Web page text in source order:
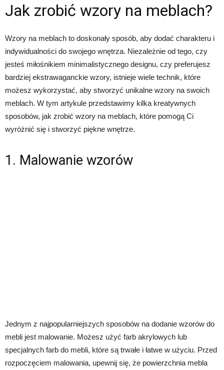
Jak zrobić wzory na meblach?
Wzory na meblach to doskonały sposób, aby dodać charakteru i
indywidualności do swojego wnętrza. Niezależnie od tego, czy
jesteś miłośnikiem minimalistycznego designu, czy preferujesz
bardziej ekstrawaganckie wzory, istnieje wiele technik, które
możesz wykorzystać, aby stworzyć unikalne wzory na swoich
meblach. W tym artykule przedstawimy kilka kreatywnych
sposobów, jak zrobić wzory na meblach, które pomogą Ci
wyróżnić się i stworzyć piękne wnętrze.
1. Malowanie wzorów
Jednym z najpopularniejszych sposobów na dodanie wzorów do
mebli jest malowanie. Możesz użyć farb akrylowych lub
specjalnych farb do mebli, które są trwałe i łatwe w użyciu. Przed
rozpoczęciem malowania, upewnij się, że powierzchnia mebla